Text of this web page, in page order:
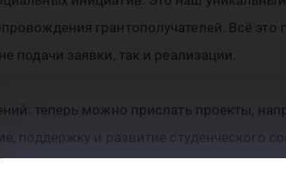
грантополучателей. Всё это
подачи заявки, так и реализации.
теперь можно прислать проекты,
поддержку и развитие студенческого
рублей», — поделилась